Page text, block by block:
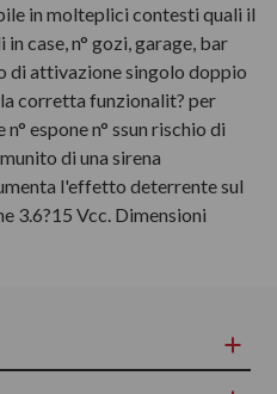
in molteplici contesti quali il
case, n° gozi, garage, bar
di attivazione singolo doppio
corretta funzionalit? per
espone n° ssun rischio di
di una sirena
l'effetto deterrente sul
3.6?15 Vcc. Dimensioni